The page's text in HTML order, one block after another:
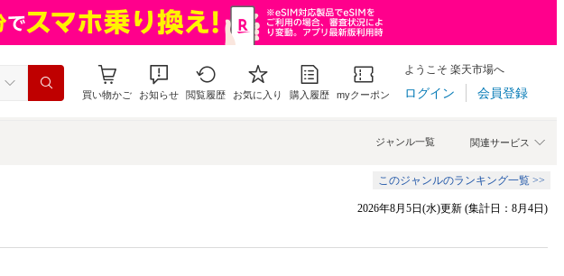
買い物かご お知らせ 閲覧履歴 お気に入り 購入履歴 myクーポン
ようこそ 楽天市場へ
ログイン 会員登録
関連サービス
ジャンル一覧
このジャンルのランキング一覧 >>
2026年8月5日(水)更新 (集計日：8月4日)